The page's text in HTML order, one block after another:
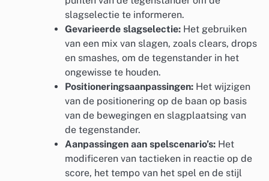
slagselectie te informeren.
Gevarieerde slagselectie: Het gebruiken
van een mix van slagen, zoals clears, drops
en smashes, om de tegenstander in het
ongewisse te houden.
Positioneringsaanpassingen: Het wijzigen
van de positionering op de baan op basis
van de bewegingen en slagplaatsing van
de tegenstander.
Aanpassingen aan spelscenario’s: Het
modificeren van tactieken in reactie op de
score, het tempo van het spel en de stijl